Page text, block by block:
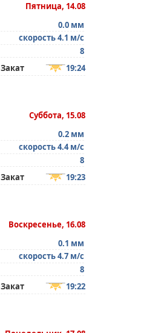
Пятница, 14.08
0.0 мм
скорость 4.1 м/с
8
Закат 19:24
Суббота, 15.08
0.2 мм
скорость 4.4 м/с
8
Закат 19:23
Воскресенье, 16.08
0.1 мм
скорость 4.7 м/с
8
Закат 19:22